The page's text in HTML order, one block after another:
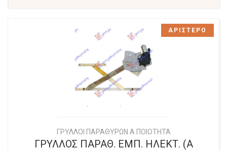
ΓΡΥΛΛΟΙ ΠΑΡΑΘΥΡΩΝ Α ΠΟΙΟΤΗΤΑ
ΓΡΥΛΛΟΣ ΠΑΡΑΘ. ΕΜΠ. ΗΛΕΚΤ. (Α
ΑΡΙΣΤΕΡΟ